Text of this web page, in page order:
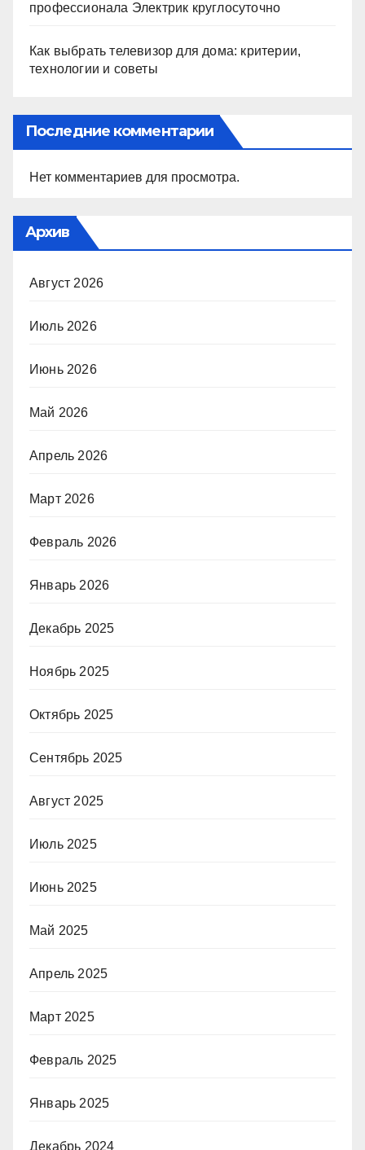
профессионала Электрик круглосуточно
Как выбрать телевизор для дома: критерии,
технологии и советы
Последние комментарии
Нет комментариев для просмотра.
Архив
Август 2026
Июль 2026
Июнь 2026
Май 2026
Апрель 2026
Март 2026
Февраль 2026
Январь 2026
Декабрь 2025
Ноябрь 2025
Октябрь 2025
Сентябрь 2025
Август 2025
Июль 2025
Июнь 2025
Май 2025
Апрель 2025
Март 2025
Февраль 2025
Январь 2025
Декабрь 2024